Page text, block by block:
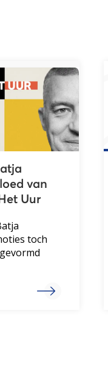
van
Uur
toch